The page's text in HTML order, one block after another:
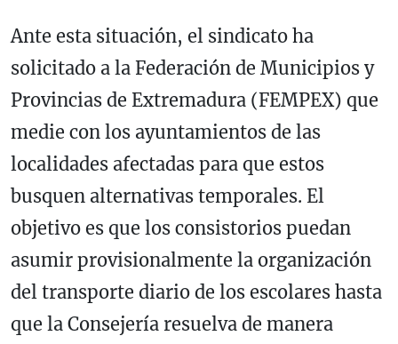
Ante esta situación, el sindicato ha
solicitado a la Federación de Municipios y
Provincias de Extremadura (FEMPEX) que
medie con los ayuntamientos de las
localidades afectadas para que estos
busquen alternativas temporales. El
objetivo es que los consistorios puedan
asumir provisionalmente la organización
del transporte diario de los escolares hasta
que la Consejería resuelva de manera